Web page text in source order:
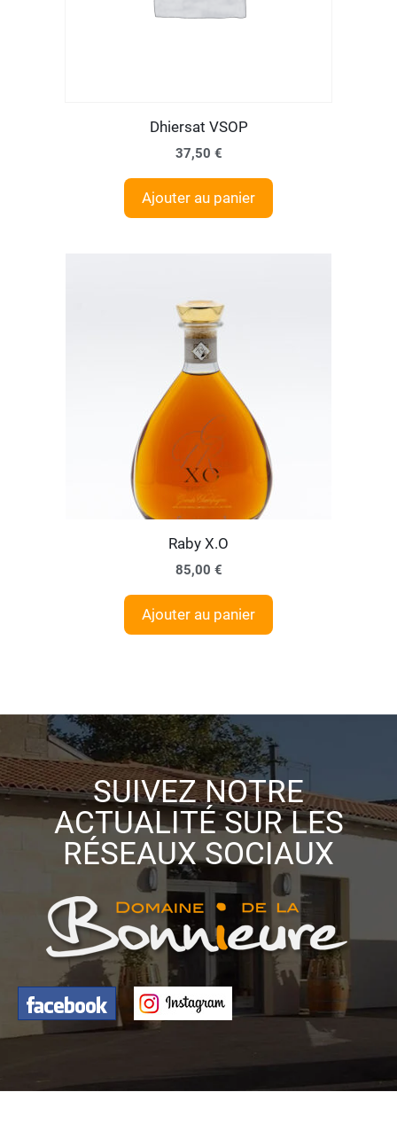
Dhiersat VSOP
37,50 €
Ajouter au panier
Raby X.O
85,00 €
Ajouter au panier
SUIVEZ NOTRE
ACTUALITÉ SUR LES
RÉSEAUX SOCIAUX